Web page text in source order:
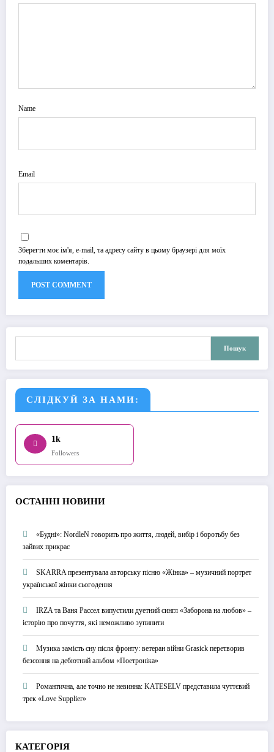
Name
Email
Зберегти моє ім'я, e-mail, та адресу сайту в цьому браузері для моїх
подальших коментарів.
Пошук
СЛІДКУЙ ЗА НАМИ:
1k
Followers
ОСТАННІ НОВИНИ
«Будні»: NordleN говорить про життя, людей, вибір і боротьбу без
зайвих прикрас
SKARRA презентувала авторську пісню «Жінка» – музичний портрет
української жінки сьогодення
IRZA та Ваня Рассел випустили дуетний сингл «Заборона на любов» –
історію про почуття, які неможливо зупинити
Музика замість сну після фронту: ветеран війни Grasick перетворив
безсоння на дебютний альбом «Поетроніка»
Романтична, але точно не невинна: KATESELV представила чуттєвий
трек «Love Supplier»
КАТЕГОРІЯ